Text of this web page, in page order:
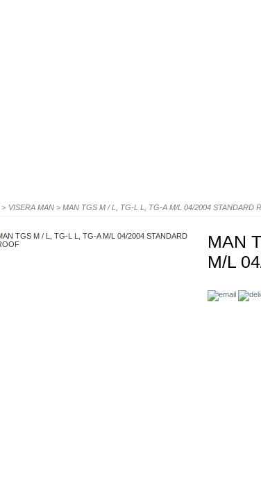
> VISERA MAN > MAN TGS M / L, TG-L L, TG-A M/L 04/2004 STANDARD
MAN
M/L